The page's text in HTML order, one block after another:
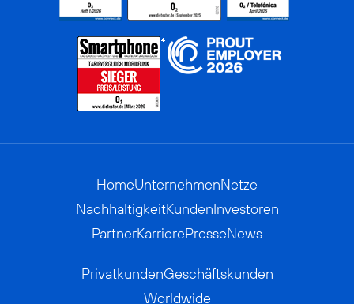
HomeUnternehmenNetze
NachhaltigkeitKundenInvestoren
PartnerKarrierePresseNews
PrivatkundenGeschäftskunden
Worldwide